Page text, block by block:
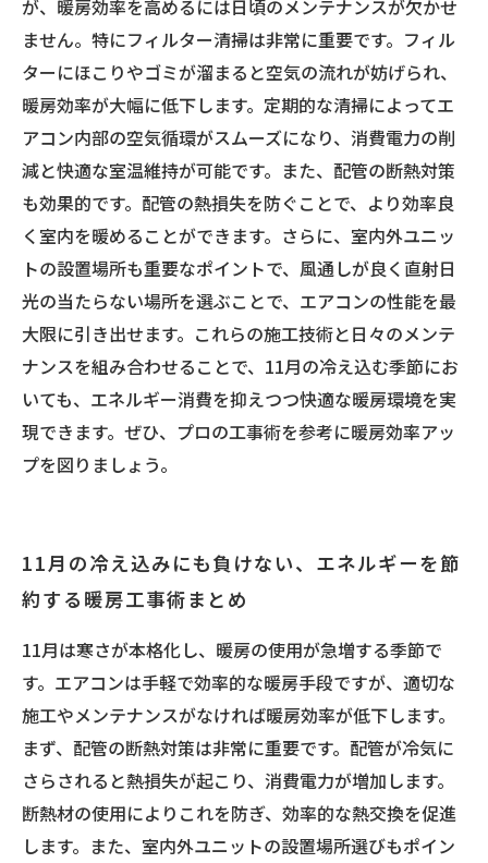
が、暖房効率を高めるには日頃のメンテナンスが欠かせ
ません。特にフィルター清掃は非常に重要です。フィル
ターにほこりやゴミが溜まると空気の流れが妨げられ、
暖房効率が大幅に低下します。定期的な清掃によってエ
アコン内部の空気循環がスムーズになり、消費電力の削
減と快適な室温維持が可能です。また、配管の断熱対策
も効果的です。配管の熱損失を防ぐことで、より効率良
く室内を暖めることができます。さらに、室内外ユニッ
トの設置場所も重要なポイントで、風通しが良く直射日
光の当たらない場所を選ぶことで、エアコンの性能を最
大限に引き出せます。これらの施工技術と日々のメンテ
ナンスを組み合わせることで、11月の冷え込む季節にお
いても、エネルギー消費を抑えつつ快適な暖房環境を実
現できます。ぜひ、プロの工事術を参考に暖房効率アッ
プを図りましょう。
11月の冷え込みにも負けない、エネルギーを節
約する暖房工事術まとめ
11月は寒さが本格化し、暖房の使用が急増する季節で
す。エアコンは手軽で効率的な暖房手段ですが、適切な
施工やメンテナンスがなければ暖房効率が低下します。
まず、配管の断熱対策は非常に重要です。配管が冷気に
さらされると熱損失が起こり、消費電力が増加します。
断熱材の使用によりこれを防ぎ、効率的な熱交換を促進
します。また、室内外ユニットの設置場所選びもポイン